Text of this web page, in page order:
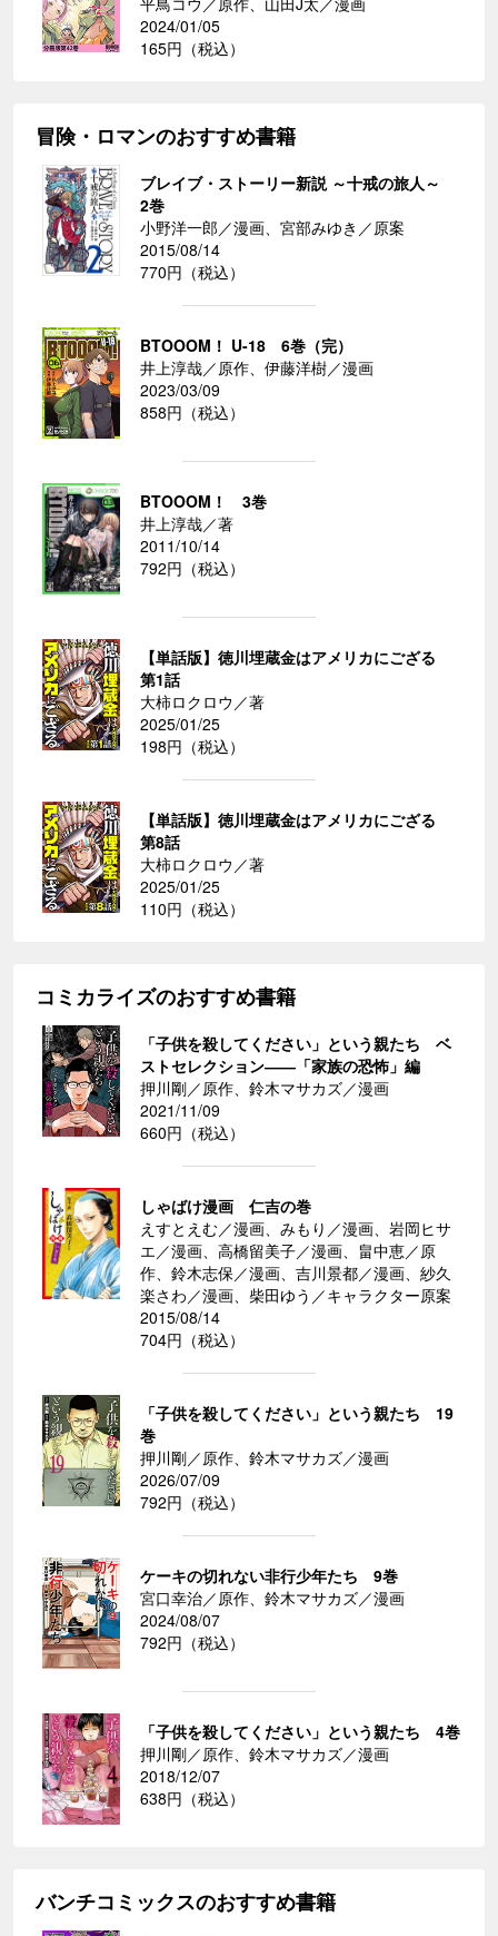
2024/01/05
165円（税込）
冒険・ロマンのおすすめ書籍
ブレイブ・ストーリー新説 ～十戒の旅人～
2巻
小野洋一郎／漫画、宮部みゆき／原案
2015/08/14
770円（税込）
BTOOOM！ U-18 6巻（完）
井上淳哉／原作、伊藤洋樹／漫画
2023/03/09
858円（税込）
BTOOOM！ 3巻
井上淳哉／著
2011/10/14
792円（税込）
【単話版】徳川埋蔵金はアメリカにござる
第1話
大柿ロクロウ／著
2025/01/25
198円（税込）
【単話版】徳川埋蔵金はアメリカにござる
第8話
大柿ロクロウ／著
2025/01/25
110円（税込）
コミカライズのおすすめ書籍
「子供を殺してください」という親たち ベ
ストセレクション――「家族の恐怖」編
押川剛／原作、鈴木マサカズ／漫画
2021/11/09
660円（税込）
しゃばけ漫画 仁吉の巻
えすとえむ／漫画、みもり／漫画、岩岡ヒサ
エ／漫画、高橋留美子／漫画、畠中恵／原
作、鈴木志保／漫画、吉川景都／漫画、紗久
楽さわ／漫画、柴田ゆう／キャラクター原案
2015/08/14
704円（税込）
「子供を殺してください」という親たち 19
巻
押川剛／原作、鈴木マサカズ／漫画
2026/07/09
792円（税込）
ケーキの切れない非行少年たち 9巻
宮口幸治／原作、鈴木マサカズ／漫画
2024/08/07
792円（税込）
「子供を殺してください」という親たち 4巻
押川剛／原作、鈴木マサカズ／漫画
2018/12/07
638円（税込）
バンチコミックスのおすすめ書籍